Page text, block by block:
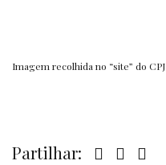
Imagem recolhida no “site” do CPJ
Partilhar: